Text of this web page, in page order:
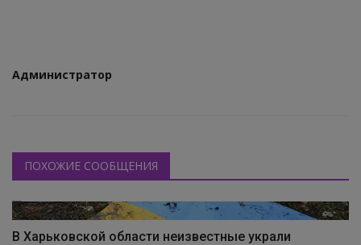
Интересное
Администратор
ПОХОЖИЕ СООБЩЕНИЯ
В Харьковской области неизвестные украли